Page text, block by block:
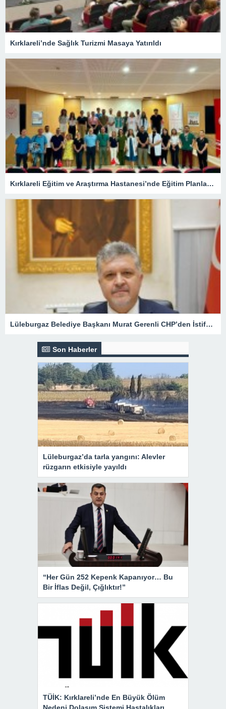
Kırklareli’nde Sağlık Turizmi Masaya Yatırıldı
Kırklareli Eğitim ve Araştırma Hastanesi’nde Eğitim Planlaması Masaya Yatırıldı
Lüleburgaz Belediye Başkanı Murat Gerenli CHP’den İstifa Etti
Son Haberler
Lüleburgaz’da tarla yangını: Alevler
rüzgarın etkisiyle yayıldı
“Her Gün 252 Kepenk Kapanıyor… Bu
Bir İflas Değil, Çığlıktır!”
TÜİK: Kırklareli’nde En Büyük Ölüm
Nedeni Dolaşım Sistemi Hastalıkları